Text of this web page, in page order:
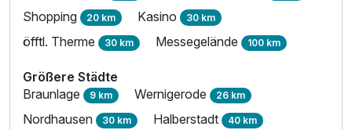
Shopping 20 km Kasino 30 km
öfftl. Therme 30 km Messegelände 100 km
Größere Städte
Braunlage 9 km Wernigerode 26 km
Nordhausen 30 km Halberstadt 40 km